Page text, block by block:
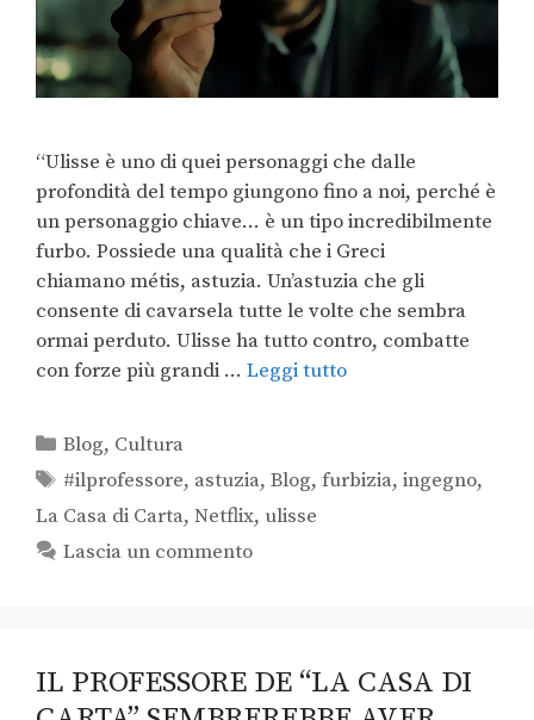
“Ulisse è uno di quei personaggi che dalle
profondità del tempo giungono fino a noi, perché è
un personaggio chiave… è un tipo incredibilmente
furbo. Possiede una qualità che i Greci
chiamano métis, astuzia. Un’astuzia che gli
consente di cavarsela tutte le volte che sembra
ormai perduto. Ulisse ha tutto contro, combatte
con forze più grandi … Leggi tutto
Blog, Cultura
#ilprofessore, astuzia,Blog,furbizia,ingegno,
La Casa di Carta, Netflix, ulisse
Lascia un commento
IL PROFESSORE DE “LA CASA DI